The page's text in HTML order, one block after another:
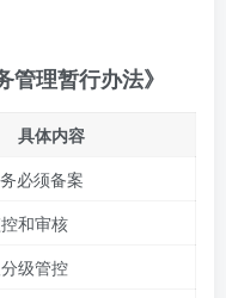
理暂行办法》
具体内容
必须备案
和审核
级管控